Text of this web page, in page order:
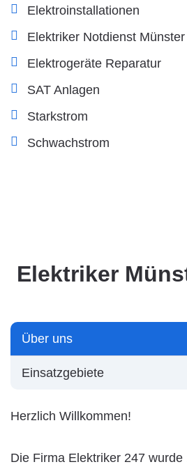
Elektroinstallationen
Elektriker Notdienst
Elektrogeräte Reparatur
SAT Anlagen
Starkstrom
Schwachstrom
Elektriker
Über uns
Einsatzgebiete
Herzlich Willkommen!
Die Firma Elektriker 247